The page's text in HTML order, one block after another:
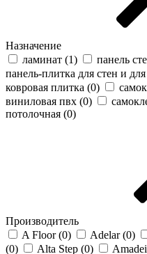
Назначение
ламинат (1) панель
панель-плитка для стен и
ковровая плитка (0)
виниловая пвх (0)
потолочная (0)
Производитель
A Floor (0) Adelar (0)
(0) Alta Step (0)